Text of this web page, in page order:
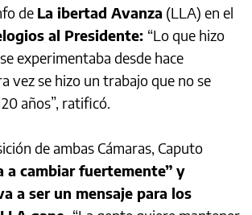
de La ibertad Avanza (LLA) en el
al Presidente: “Lo que hizo
experimentaba desde hace
vez se hizo un trabajo que no se
años”, ratificó.
de ambas Cámaras, Caputo
a cambiar fuertemente” y
a ser un mensaje para los